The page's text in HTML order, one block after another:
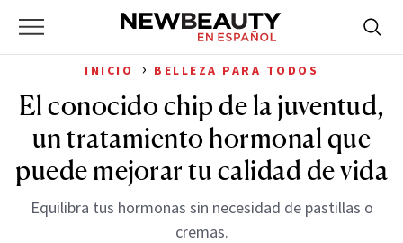
Primary
NewBeauty
for:
INICIO › BELLEZA PARA TODOS
El conocido chip de la juventud,
un tratamiento hormonal que
puede mejorar tu calidad de vida
Equilibra tus hormonas sin necesidad de pastillas o
cremas.